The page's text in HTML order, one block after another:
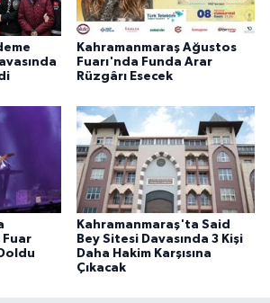
Kahramanmaraş Ağustos
Fuarı'nda Funda Arar
Rüzgârı Esecek
Fuar
Doldu
Kahramanmaraş'ta Said
Bey Sitesi Davasında 3 Kişi
Daha Hakim Karşısına
Çıkacak